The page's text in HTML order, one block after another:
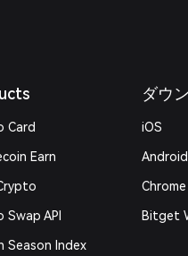
Card
Earn
Swap API
Season Index
ダウ
iOS
Android
Chrome
Bitget